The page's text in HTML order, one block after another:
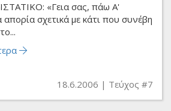
«Γεια σας, πάω Α'
απορία σχετικά με κάτι που συνέβη
18.6.2006 Τεύχος #7